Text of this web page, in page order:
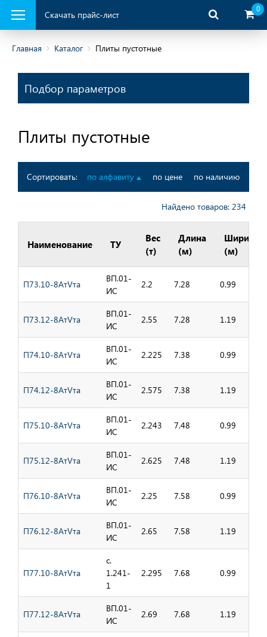
продукция
Скачать прайс-лист
0
Главная Каталог Плиты пустотные
Подбор параметров
Плиты пустотные
Сортировать: по алфавиту по цене по наличию
Найдено товаров: 234
Наименование ТУ
Вес
(т)
Длина
(м)
Ширина
(м)
П73.10-8АтVта
ВП.01-
ИС
2.2 7.28 0.99
П73.12-8АтVта
ВП.01-
ИС
2.55 7.28 1.19
П74.10-8АтVта
ВП.01-
ИС
2.225 7.38 0.99
П74.12-8АтVта
ВП.01-
ИС
2.575 7.38 1.19
П75.10-8АтVта
ВП.01-
ИС
2.243 7.48 0.99
П75.12-8АтVта
ВП.01-
ИС
2.625 7.48 1.19
П76.10-8АтVта
ВП.01-
ИС
2.25 7.58 0.99
П76.12-8АтVта
ВП.01-
ИС
2.65 7.58 1.19
П77.10-8АтVта
с.
1.241-
1
2.295 7.68 0.99
П77.12-8АтVта
ВП.01-
ИС
2.69 7.68 1.19